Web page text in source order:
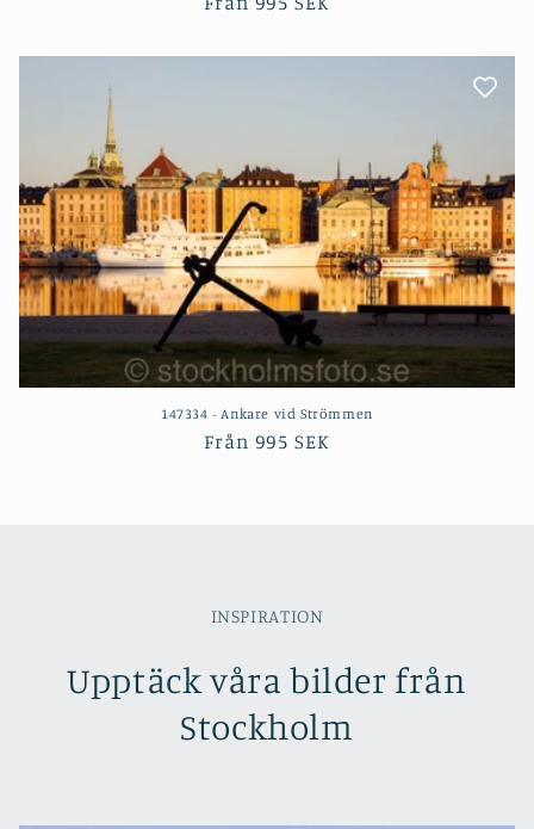
147334 - Ankare vid Strömmen
Ordinarie
Från995 SEK
INSPIRATION
Upptäck våra bilder från
Stockholm